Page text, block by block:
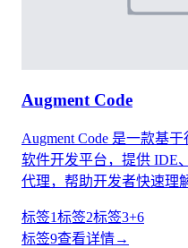
Augment Code
Augment Code 是一款基
软件开发平台，提供 IDE
代理，帮助开发者快速理
标签1标签2标签3+6
标签9查看详情→